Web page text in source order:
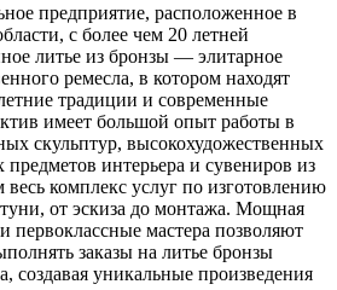
предприятие, расположенное в
с более чем 20 летней
литье из бронзы — элитарное
ремесла, в котором находят
традиции и современные
имеет большой опыт работы в
скульптур, высокохудожественных
интерьера и сувениров из
комплекс услуг по изготовлению
от эскиза до монтажа. Мощная
первоклассные мастера позволяют
заказы на литье бронзы
создавая уникальные произведения